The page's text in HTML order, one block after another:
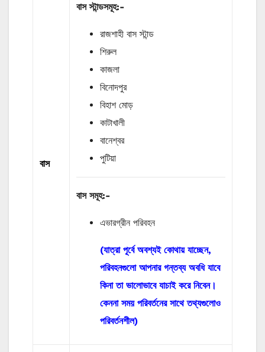
বাস
বাস স্টান্ডসমূহ:-
রাজশাহী বাস স্টান্ড
শিরুল
কাজলা
বিনোদপুর
বিহাশ মোড়
কাটাখালী
বানেশ্বর
পুটিয়া
বাস সমূহ:-
এভারগ্রীন পরিবহন
(যাত্রা পূর্বে অবশ্যই কোথায় যাচ্ছেন,
পরিবহনগুলো আপনার গন্তব্য অবধি যাবে
কিনা তা ভালোভাবে যাচাই করে নিবেন।
কেননা সময় পরিবর্তনের সাথে তথ্যগুলোও
পরিবর্তনশীল)